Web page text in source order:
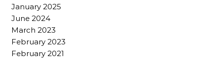
January 2025
June 2024
March 2023
February 2023
February 2021